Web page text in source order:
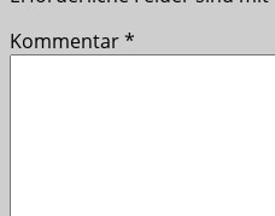
Kommentar*